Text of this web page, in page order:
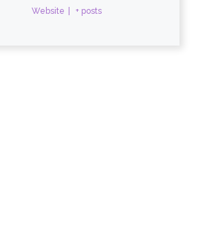
Website + posts